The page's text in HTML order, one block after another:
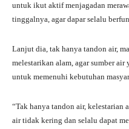
untuk ikut aktif menjagadan
tinggalnya, agar dapar selalu
Lanjut dia, tak hanya tandon air,
melestarikan alam, agar sumber
untuk memenuhi kebutuhan
“Tak hanya tandon air, kelestarian
air tidak kering dan selalu dapat